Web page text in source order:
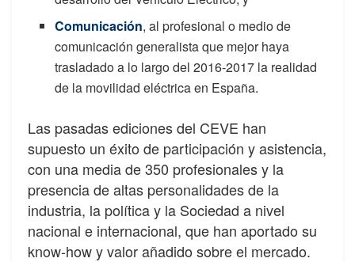
Comunicación, al profesional o medio de
comunicación generalista que mejor haya
trasladado a lo largo del 2016-2017 la realidad
de la movilidad eléctrica en España.
Las pasadas ediciones del CEVE han
supuesto un éxito de participación y asistencia,
con una media de 350 profesionales y la
presencia de altas personalidades de la
industria, la política y la Sociedad a nivel
nacional e internacional, que han aportado su
know-how y valor añadido sobre el mercado.